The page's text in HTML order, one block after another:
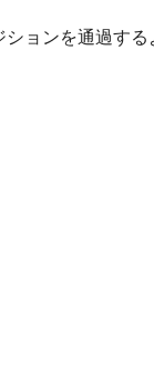
ョンを通過する